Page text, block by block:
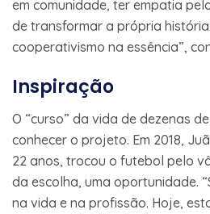
em comunidade, ter empatia
de transformar a própria
cooperativismo na essência”,
Inspiração
O “curso” da vida de dezenas
conhecer o projeto. Em 2018,
22 anos, trocou o futebol pelo
da escolha, uma oportunidade.
na vida e na profissão. Hoje,